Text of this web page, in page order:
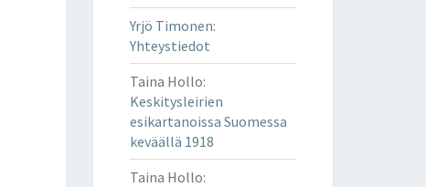
Yrjö Timonen:
Yhteystiedot
Taina Hollo:
Keskitysleirien
esikartanoissa Suomessa
keväällä 1918
Taina Hollo: